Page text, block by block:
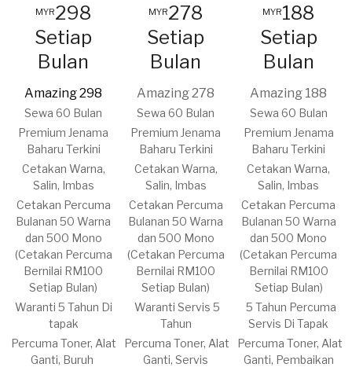
MYR298
Setiap
Bulan
Amazing 298
MYR278
Setiap
Bulan
Amazing 278
MYR188
Setiap
Bulan
Amazing 188
​Sewa 60 Bulan ​Sewa 60 Bulan
Sewa 60 Bulan
​Premium Jenama
Baharu Terkini
​Premium Jenama
Baharu Terkini
Premium Jenama
Baharu Terkini
​Cetakan Warna,
Salin, Imbas
​Cetakan Warna,
Salin, Imbas
​Cetakan Warna,
Salin, Imbas
​Cetakan Percuma
Bulanan 50 Warna
dan 500 Mono
(Cetakan Percuma
Bernilai RM100
Setiap Bulan)
​Cetakan Percuma
Bulanan 50 Warna
dan 500 Mono
(Cetakan Percuma
Bernilai RM100
Setiap Bulan)
​Cetakan Percuma
Bulanan 50 Warna
dan 500 Mono
(Cetakan Percuma
Bernilai RM100
Setiap Bulan)
Waranti 5 Tahun Di
tapak
Waranti ​Servis 5
Tahun
5 Tahun Percuma
Servis Di Tapak
Percuma Toner, Alat
Ganti, Buruh
Percuma ​Toner, Alat
Ganti, Servis
Percuma ​Toner, Alat
Ganti, Pembaikan